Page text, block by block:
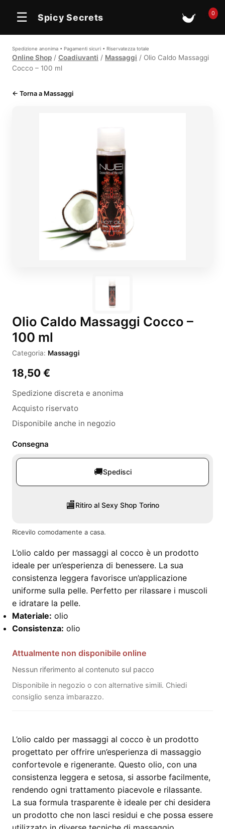
☰ Spicy Secrets 🛒0
Spedizione anonima • Pagamenti sicuri • Riservatezza totale
Online Shop / Coadiuvanti / Massaggi / Olio Caldo Massaggi
Cocco – 100 ml
← Torna a Massaggi
Olio Caldo Massaggi Cocco –
100 ml
Categoria: Massaggi
18,50 €
Spedizione discreta e anonima
Acquisto riservato
Disponibile anche in negozio
Consegna
🚚Spedisci
🏬Ritiro al Sexy Shop Torino
Ricevilo comodamente a casa.
L’olio caldo per massaggi al cocco è un prodotto
ideale per un’esperienza di benessere. La sua
consistenza leggera favorisce un’applicazione
uniforme sulla pelle. Perfetto per rilassare i muscoli
e idratare la pelle.
Materiale: olio
Consistenza: olio
Attualmente non disponibile online
Nessun riferimento al contenuto sul pacco
Disponibile in negozio o con alternative simili. Chiedi
consiglio senza imbarazzo.
L’olio caldo per massaggi al cocco è un prodotto
progettato per offrire un’esperienza di massaggio
confortevole e rigenerante. Questo olio, con una
consistenza leggera e setosa, si assorbe facilmente,
rendendo ogni trattamento piacevole e rilassante.
La sua formula trasparente è ideale per chi desidera
un prodotto che non lasci residui e che possa essere